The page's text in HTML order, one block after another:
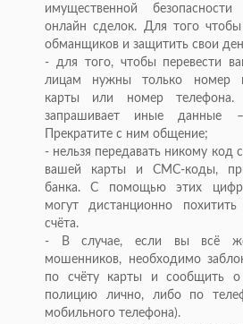
имущественной
онлайн сделок. Для того
обманщиков и защитить свои
- для того, чтобы перевести
лицам нужны только номер
карты или номер телефона.
запрашивает иные данные
Прекратите с ним общение;
- нельзя передавать никому код
вашей карты и СМС-коды,
банка. С помощью этих цифр
могут дистанционно
счёта.
- В случае, если вы всё
мошенников, необходимо
по счёту карты и сообщить
полицию лично, либо по
мобильного телефона).